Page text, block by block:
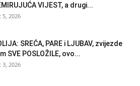
VIJEST, a drugi...
5, 2026
SREĆA, PARE i LJUBAV, zvijezde
SVE POSLOŽILE, ovo...
3, 2026